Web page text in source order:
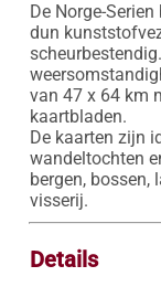
De Norge-
dun
van 47 x 64 km
kaartbladen.
De kaarten zijn
wandeltochten
bergen, bossen,
visserij.
Details